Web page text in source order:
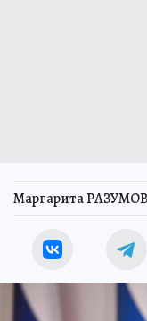
Маргарита